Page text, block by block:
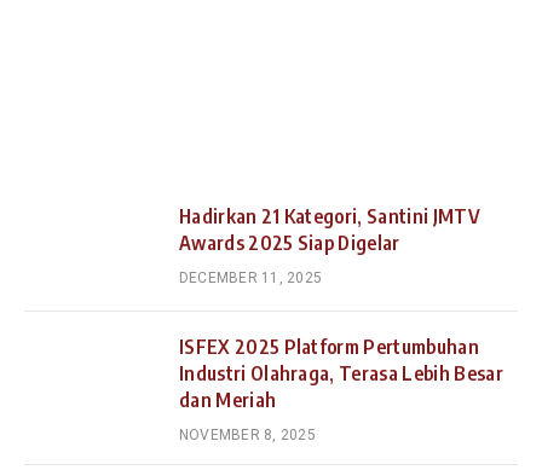
Hadirkan 21 Kategori, Santini JMTV
Awards 2025 Siap Digelar
DECEMBER 11, 2025
ISFEX 2025 Platform Pertumbuhan
Industri Olahraga, Terasa Lebih Besar
dan Meriah
NOVEMBER 8, 2025